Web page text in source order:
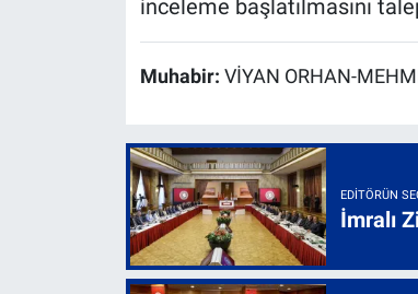
inceleme başlatılmasını
Muhabir: VİYAN ORHAN-
EDITÖRÜN
İmralı